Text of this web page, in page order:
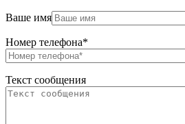
Ваше имя
Номер телефона*
Текст сообщения